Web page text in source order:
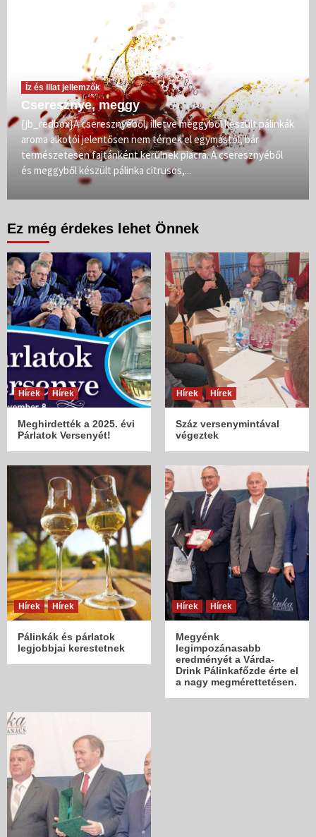
Íz és illat jellemzők
Cseresznye, meggy
{jb_redbox}A cseresznyéből, illetve meggyből készült pálinkák
aroma alkotói jelentősen nem térnek el egymástól, bár
természetesen fajtánként kerülnek piacra. A cseresznyéből
és meggyből készült pálinka citrusos,...
Ez még érdekes lehet Önnek
Hírek Hírek
Meghirdették a 2025. évi
Párlatok Versenyét!
Hírek Hírek
Száz versenymintával
végeztek
Hírek Hírek
Pálinkák és párlatok
legjobbjai kerestetnek
Hírek Hírek
Megyénk
legimpozánasabb
eredményét a Várda-
Drink Pálinkafőzde érte el
a nagy megmérettetésen.